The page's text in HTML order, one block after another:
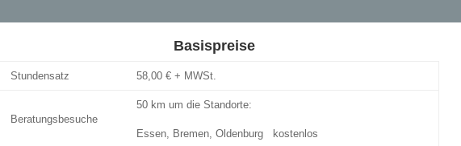
Basispreise
Stundensatz 58,00 € + MWSt.
Beratungsbesuche
50 km um die Standorte:
Essen, Bremen, Oldenburg kostenlos